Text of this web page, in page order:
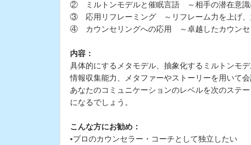
② ミルトンモデルと催眠言語 ～相手の潜在意識
③ 応用リフレーミング ～リフレーム力を上げ、
④ カウンセリングへの応用 ～卓越したカウンセ
内容：
具体的にするメタモデル、抽象化するミルトンモ
情報収集能力、メタファーやストーリーを用いて
あなたのコミュニケーションのレベルを次のステ
になるでしょう。
こんな方にお勧め：
•プロのカウンセラー・コーチとして独立したい